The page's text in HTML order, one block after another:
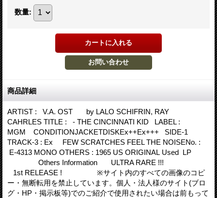
数量:
商品詳細
ARTIST : V.A. OST by LALO SCHIFRIN, RAY
CAHRLES TITLE : - THE CINCINNATI KID LABEL :
MGM CONDITIONJACKETDISKEx++Ex+++ SIDE-1
TRACK-3 : Ex FEW SCRATCHES FEEL THE NOISENo. :
E-4313 MONO OTHERS : 1965 US ORIGINAL Used LP
Others Information ULTRA RARE !!!
1st RELEASE ! ※サイト内のすべての画像のコピ
ー・無断転用を禁止しています。個人・法人様のサイト(ブロ
グ・HP・掲示板等)でのご紹介で使用されたい場合は前もって